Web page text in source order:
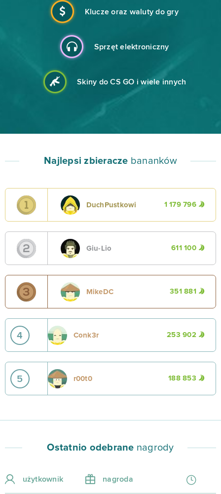
Klucze oraz waluty do gry
Sprzęt elektroniczny
Skiny do CS GO i wiele innych
Najlepsi zbieracze bananków
DuchPustkowi 1 179 796
Giu-Lio 611 100
MikeDC 351 881
4 Conk3r 253 902
5 r00t0 188 853
Ostatnio odebrane nagrody
użytkownik nagroda